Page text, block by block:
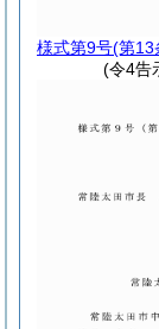
様式第9号(第13
(令4告